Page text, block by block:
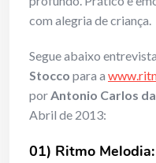
com alegria de criança.
Segue abaixo
Stocco para a
porAntonio Carlos
Abril de 2013:
01) Ritmo